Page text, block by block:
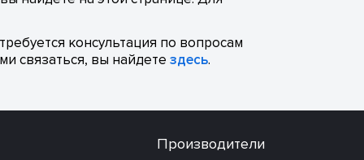
консультация по вопросам
связаться, вы найдете здесь.
Производители